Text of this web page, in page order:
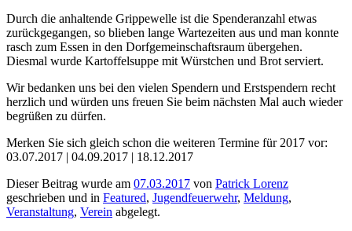
Durch die anhaltende Grippewelle ist die Spenderanzahl etwas
zurückgegangen, so blieben lange Wartezeiten aus und man konnte
rasch zum Essen in den Dorfgemeinschaftsraum übergehen.
Diesmal wurde Kartoffelsuppe mit Würstchen und Brot serviert.
Wir bedanken uns bei den vielen Spendern und Erstspendern recht
herzlich und würden uns freuen Sie beim nächsten Mal auch wieder
begrüßen zu dürfen.
Merken Sie sich gleich schon die weiteren Termine für 2017 vor:
03.07.2017 | 04.09.2017 | 18.12.2017
Dieser Beitrag wurde am 07.03.2017 von Patrick Lorenz
geschrieben und in Featured, Jugendfeuerwehr, Meldung,
Veranstaltung, Verein abgelegt.